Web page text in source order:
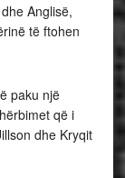
Anglisë,
të ftohen
paku një
që i
dhe Kryqit